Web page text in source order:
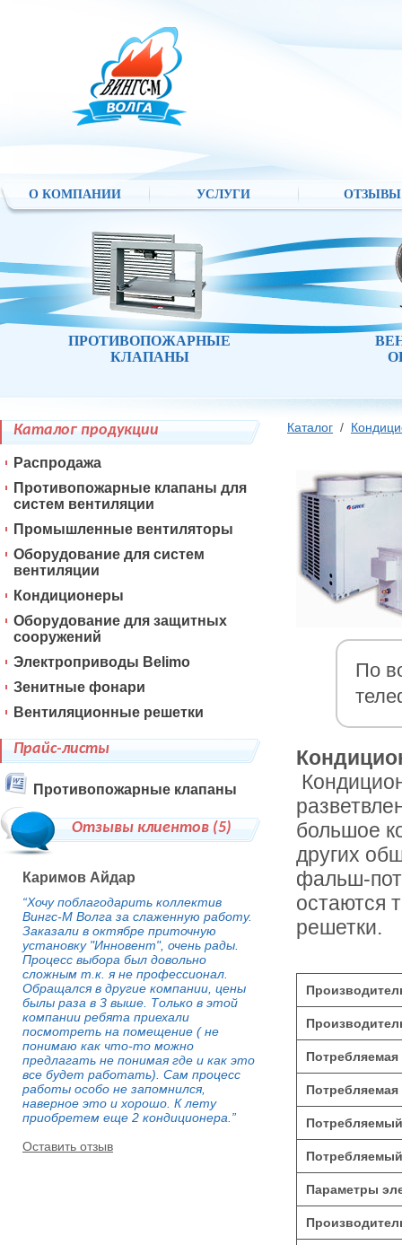
О КОМПАНИИ УСЛУГИ ОТЗЫВЫ
ПРОТИВОПОЖАРНЫЕ
КЛАПАНЫ
Каталог /
По
большое
других
фальш-
остаются
решетки.
Параметры
Каталог продукции
Распродажа
Противопожарные клапаны для
систем вентиляции
Промышленные вентиляторы
Оборудование для систем
вентиляции
Кондиционеры
Оборудование для защитных
сооружений
Электроприводы Belimo
Зенитные фонари
Вентиляционные решетки
Прайс-листы
Противопожарные клапаны
Отзывы клиентов (5)
Каримов Айдар
“Хочу поблагодарить коллектив
Вингс-М Волга за слаженную работу.
Заказали в октябре приточную
установку "Инновент", очень рады.
Процесс выбора был довольно
сложным т.к. я не профессионал.
Обращался в другие компании, цены
былы раза в 3 выше. Только в этой
компании ребята приехали
посмотреть на помещение ( не
понимаю как что-то можно
предлагать не понимая где и как это
все будет работать). Сам процесс
работы особо не запомнился,
наверное это и хорошо. К лету
приобретем еще 2 кондиционера.”
Оставить отзыв